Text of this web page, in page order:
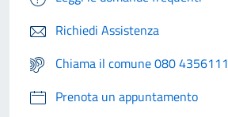
Richiedi Assistenza
Chiama il comune 080 4356111
Prenota un appuntamento